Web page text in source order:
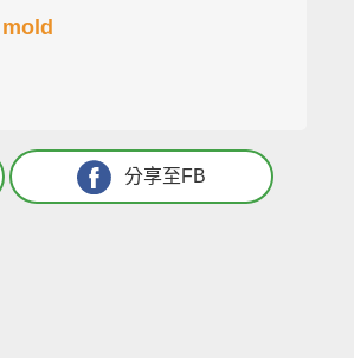
分享至FB